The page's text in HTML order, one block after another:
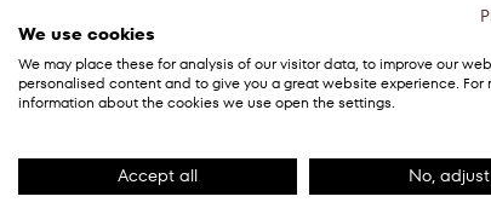
Kühl (16-18°C), trocken und geruchfrei
Möchten Sie ausgewählte Tafeln der
probieren? Dann ist unser exklusives
Richtige für Sie!
Voller Schokoladengenuss – ohne
We use cookies
We may place these for analysis of our visitor data, to improve our
personalised content and to give you a great website experience. For
information about the cookies we use open the settings.
Accept all No, adjust